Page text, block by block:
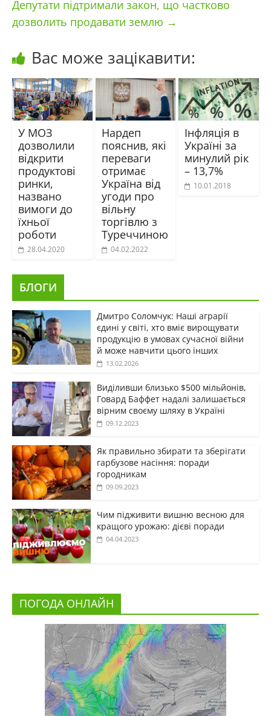
Депутати підтримали закон, що частково
дозволить продавати землю →
Вас може зацікавити:
У МОЗ
дозволили
відкрити
продуктові
ринки,
названо
вимоги до
їхньої
роботи
28.04.2020
Нардеп
пояснив, які
переваги
отримає
Україна від
угоди про
вільну
торгівлю з
Туреччиною
04.02.2022
Інфляція в
Україні за
минулий рік
– 13,7%
10.01.2018
БЛОГИ
Дмитро Соломчук: Наші аграрії
єдині у світі, хто вміє вирощувати
продукцію в умовах сучасної війни
й може навчити цього інших
13.02.2026
Виділивши близько $500 мільйонів,
Говард Баффет надалі залишається
вірним своєму шляху в Україні
09.12.2023
Як правильно збирати та зберігати
гарбузове насіння: поради
городникам
09.09.2023
Чим підживити вишню весною для
кращого урожаю: дієві поради
04.04.2023
ПОГОДА ОНЛАЙН